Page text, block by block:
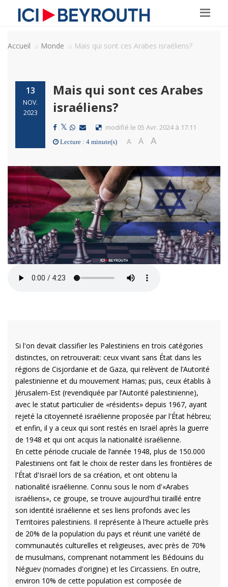
Accueil Monde Mais qui sont ces Arabes israéliens?
13
NOV.
2023
Mais qui sont ces Arabes
israéliens?
modifié le 05 Avr. 2024 à 17:11
Lecture : 4 minute(s) A A A
Si l'on devait classifier les Palestiniens en trois catégories
distinctes, on retrouverait: ceux vivant sans État dans les
régions de Cisjordanie et de Gaza, qui relèvent de l’Autorité
palestinienne et du mouvement Hamas; puis, ceux établis à
Jérusalem-Est (revendiquée par l’Autorité palestinienne),
avec le statut particulier de «résidents» depuis 1967, ayant
rejeté la citoyenneté israélienne proposée par l'État hébreu;
et enfin, il y a ceux qui sont restés en Israël après la guerre
de 1948 et qui ont acquis la nationalité israélienne.
En cette période cruciale de l’année 1948, plus de 150.000
Palestiniens ont fait le choix de rester dans les frontières de
l'État d'Israël lors de sa création, et ont obtenu la
nationalité israélienne. Connu sous le nom d'«Arabes
israéliens», ce groupe, se trouve aujourd'hui tiraillé entre
son identité israélienne et ses liens profonds avec les
Territoires palestiniens. Il représente à l'heure actuelle près
de 20% de la population du pays et réunit une variété de
communautés culturelles et religieuses, avec près de 70%
de musulmans, comprenant notamment les Bédouins du
Néguev (nomades d'origine) et les Circassiens. En outre,
environ 10% de cette population est composée de